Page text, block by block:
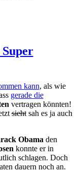
kann, als wie
gerade die
vertragen könnten!
siehtsah es ja auch
Obama den
konnte er in
schlagen. Doch
dauern noch an.